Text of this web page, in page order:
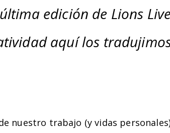
edición de Lions
aquí los
nuestro trabajo (y vidas